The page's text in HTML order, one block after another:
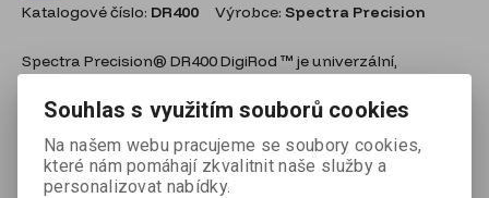
Katalogové číslo: DR400 Výrobce: Spectra Precision
Spectra Precision® DR400 DigiRod ™ je univerzální,
Kombinace laserového přijímače s digitálním odečtem,
náklonu, poskytuje požadované informace i při naklonění až
o 30 stupňů.
Souhlas s využitím souborů cookies
Na našem webu pracujeme se soubory cookies,
které nám pomáhají zkvalitnit naše služby a
personalizovat nabídky.